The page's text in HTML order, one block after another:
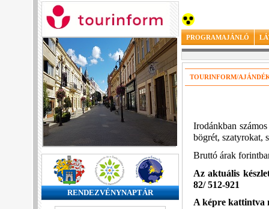
RENDEZVÉNYNAPTÁR
PROGRAMAJÁNLÓ
TOURINFORM/
Irodánkban
bögrét, szatyrokat,
Bruttó árak
Az aktuális
82/ 512-921
A képre kattintva